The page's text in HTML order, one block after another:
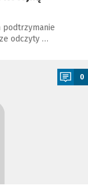
podtrzymanie
odczyty …
0